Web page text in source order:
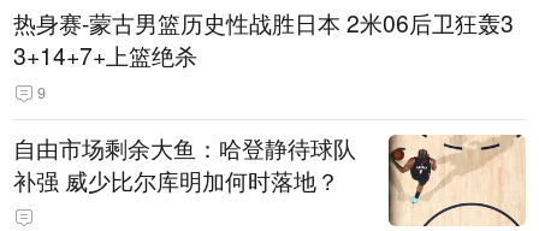
热身赛-蒙古男篮历史性战胜日本 2米06后卫狂轰3
3+14+7+上篮绝杀
9
自由市场剩余大鱼：哈登静待球队
补强 威少比尔库明加何时落地？